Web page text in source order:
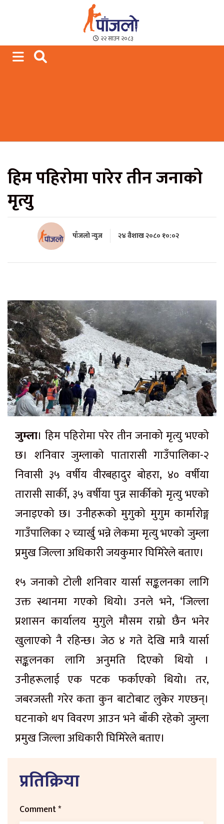
Paajalo News
We are from Far West Nepal
२२ साउन २०८३
हिम पहिरोमा पारेर तीन जनाको
मृत्यु
पाँजलो न्युज २४ वैशाख २०८० १०:०२
जुम्ला। हिम पहिरोमा परेर तीन जनाको मृत्यु भएको
छ। शनिवार जुम्लाको पातारासी गाउँपालिका-२
निवासी ३५ वर्षीय वीरबहादुर बोहरा, ४० वर्षीया
तारासी सार्की, ३५ वर्षीया पुन्न सार्कीको मृत्यु भएको
जनाइएको छ। उनीहरूको मुगुको मुगुम कार्मारोङ्ग
गाउँपालिका २ च्यार्खु भन्ने लेकमा मृत्यु भएको जुम्ला
प्रमुख जिल्ला अधिकारी जयकुमार घिमिरेले बताए।
१५ जनाको टोली शनिवार यार्सा सङ्कलनका लागि
उक्त स्थानमा गएको थियो। उनले भने, ‘जिल्ला
प्रशासन कार्यालय मुगुले मौसम राम्रो छैन भनेर
खुलाएको नै रहिन्छ। जेठ ४ गते देखि मात्रै यार्सा
सङ्कलनका लागि अनुमति दिएको थियो ।
उनीहरूलाई एक पटक फर्काएको थियो। तर,
जबरजस्ती गरेर कता कुन बाटोबाट लुकेर गएछन्।
घटनाको थप विवरण आउन भने बाँकी रहेको जुम्ला
प्रमुख जिल्ला अधिकारी घिमिरेले बताए।
प्रतिक्रिया
Comment*